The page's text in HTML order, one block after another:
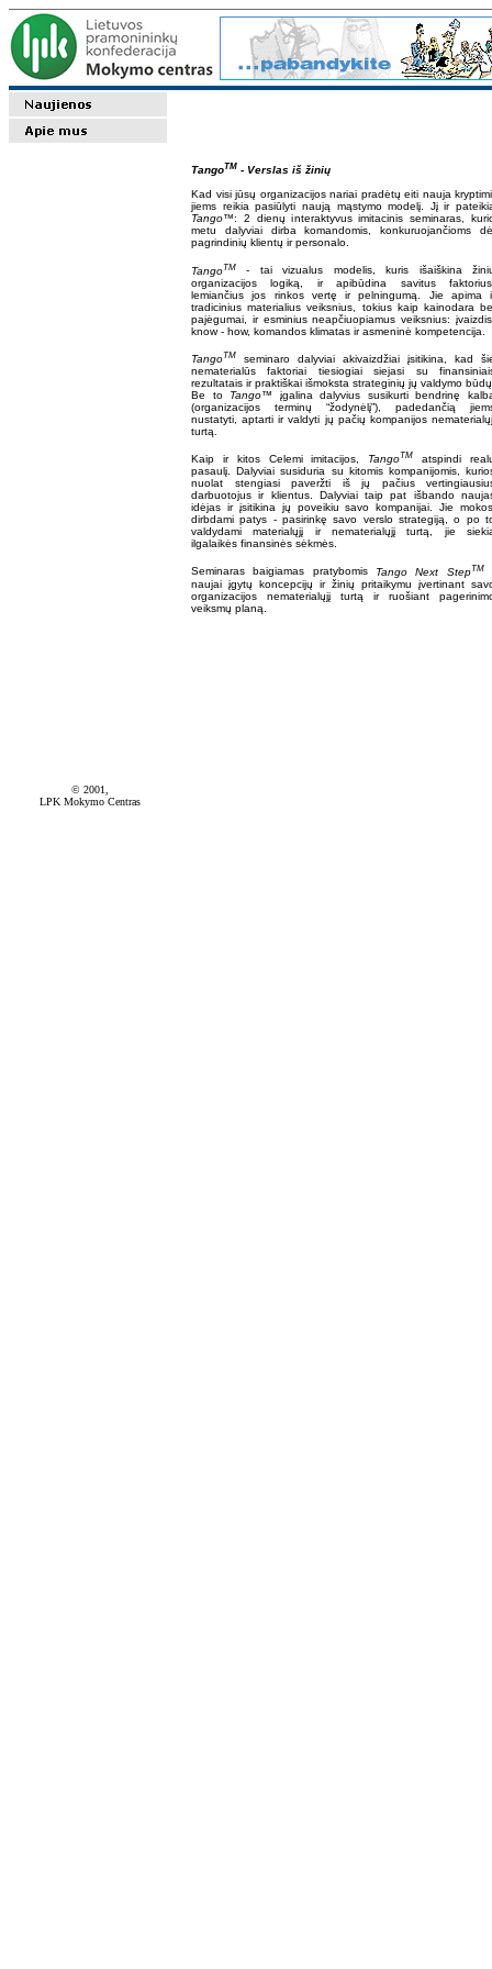
TangoTM - Verslas iš žinių
Kad visi jūsų organizacijos nariai pradėtų eiti nauja
jiems reikia pasiūlyti naują mąstymo modelį. Jį ir
Tango™: 2 dienų interaktyvus imitacinis seminaras,
metu dalyviai dirba komandomis, konkuruojančioms
pagrindinių klientų ir personalo.
TangoTM - tai vizualus modelis, kuris išaiškina
organizacijos logiką, ir apibūdina savitus
lemiančius jos rinkos vertę ir pelningumą. Jie apima
tradicinius materialius veiksnius, tokius kaip kainodara
pajėgumai, ir esminius neapčiuopiamus veiksnius:
know - how, komandos klimatas ir asmeninė kompetencija.
TangoTM seminaro dalyviai akivaizdžiai įsitikina, kad
nematerialūs faktoriai tiesiogiai siejasi su
rezultatais ir praktiškai išmoksta strateginių jų valdymo
Be to Tango™ įgalina dalyvius susikurti bendrinę
(organizacijos terminų “žodynėlį”), padedančią
nustatyti, aptarti ir valdyti jų pačių kompanijos
turtą.
Kaip ir kitos Celemi imitacijos, TangoTM atspindi
pasaulį. Dalyviai susiduria su kitomis kompanijomis,
nuolat stengiasi paveržti iš jų pačius
darbuotojus ir klientus. Dalyviai taip pat išbando
idėjas ir įsitikina jų poveikiu savo kompanijai. Jie
dirbdami patys - pasirinkę savo verslo strategiją, o po
valdydami materialųjį ir nematerialųjį turtą, jie
ilgalaikės finansinės sėkmės.
Seminaras baigiamas pratybomis Tango Next StepTM
naujai įgytų koncepcijų ir žinių pritaikymu įvertinant
organizacijos nematerialųjį turtą ir ruošiant
veiksmų planą.
© 2001,
LPK Mokymo Centras